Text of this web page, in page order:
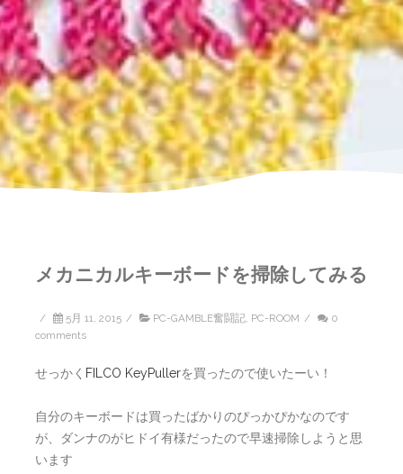
メカニカルキーボードを掃除してみる
/ 5月 11, 2015 / PC-GAMBLE奮闘記, PC-ROOM /
0
comments
せっかく FILCO KeyPullerを買ったので使いたーい！
自分のキーボードは買ったばかりのぴっかぴかなのです
が、ダンナのがヒドイ有様だったので早速掃除しようと思
います